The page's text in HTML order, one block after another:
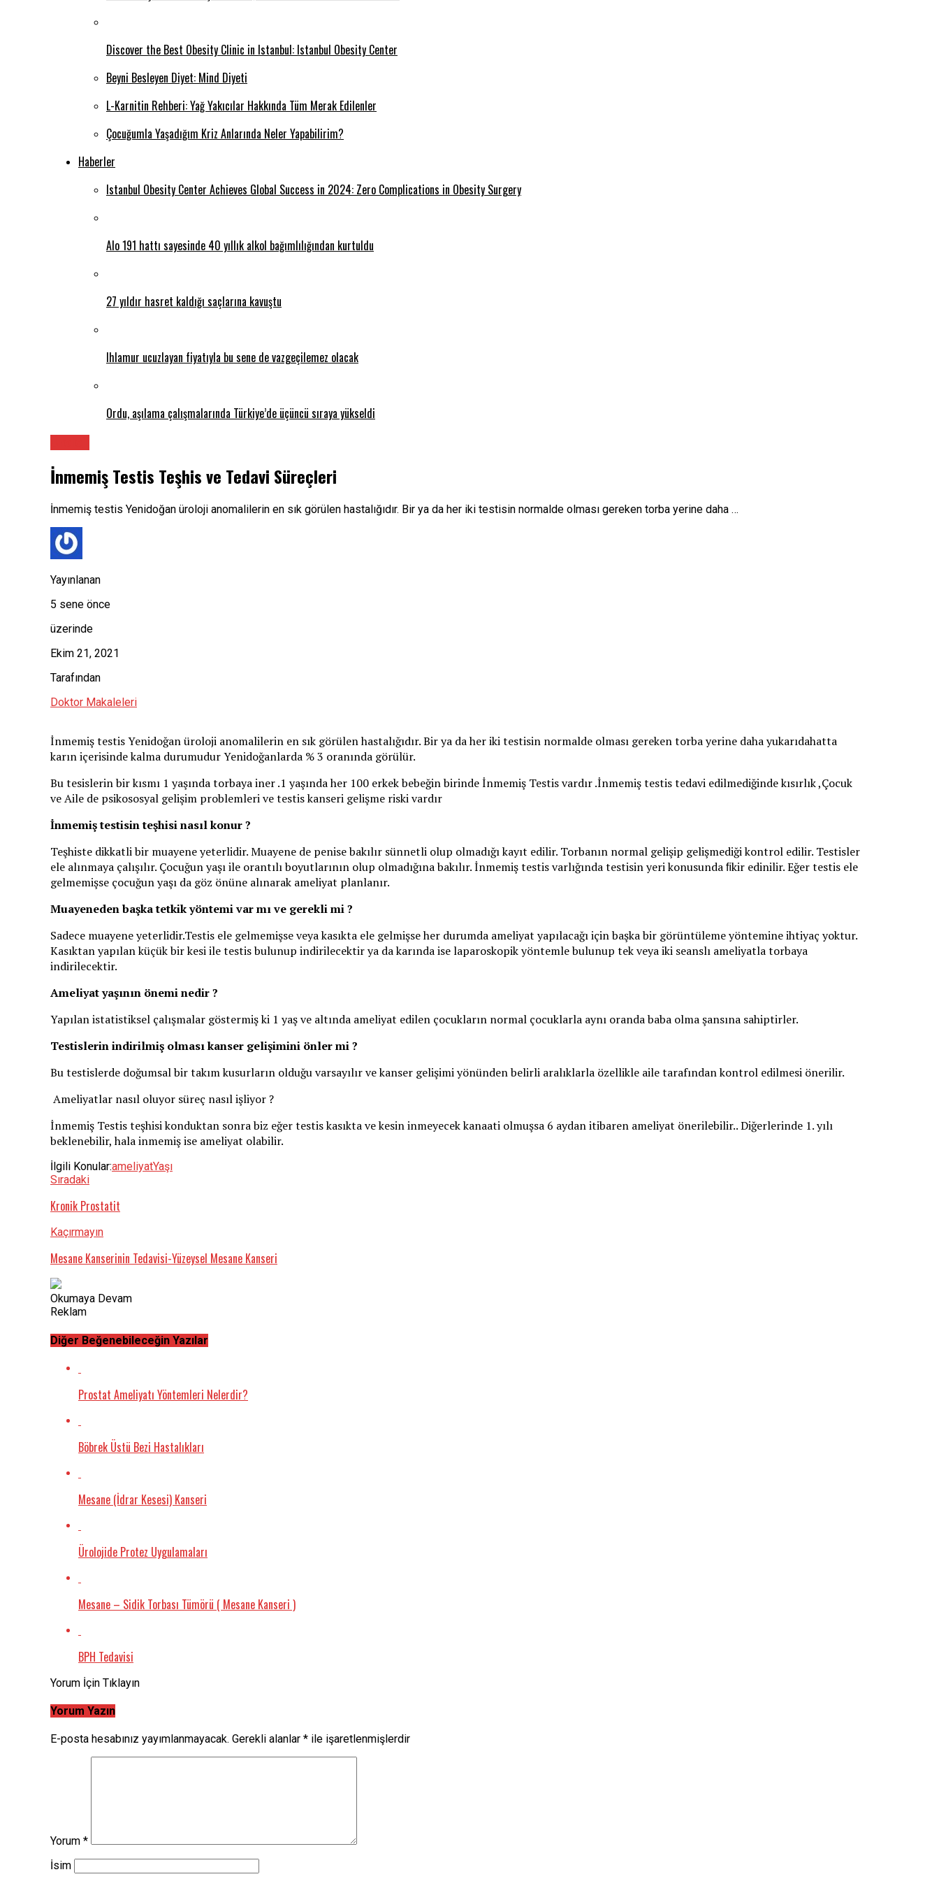
Discover the Best Obesity Clinic in Istanbul: Istanbul Obesity Center
Beyni Besleyen Diyet: Mind Diyeti
L-Karnitin Rehberi: Yağ Yakıcılar Hakkında Tüm Merak Edilenler
Çocuğumla Yaşadığım Kriz Anlarında Neler Yapabilirim?
Haberler
Istanbul Obesity Center Achieves Global Success in 2024: Zero Complications in Obesity Surgery
Alo 191 hattı sayesinde 40 yıllık alkol bağımlılığından kurtuldu
27 yıldır hasret kaldığı saçlarına kavuştu
Ihlamur ucuzlayan fiyatıyla bu sene de vazgeçilemez olacak
Ordu, aşılama çalışmalarında Türkiye’de üçüncü sıraya yükseldi
İnmemiş Testis Teşhis ve Tedavi Süreçleri
İnmemiş testis Yenidoğan üroloji anomalilerin en sık görülen hastalığıdır. Bir ya da her iki testisin normalde olması gereken torba yerine daha …
Yayınlanan
5 sene önce
üzerinde
Ekim 21, 2021
Tarafından
Doktor Makaleleri
İnmemiş testis Yenidoğan üroloji anomalilerin en sık görülen hastalığıdır. Bir ya da her iki testisin normalde olması gereken torba yerine daha yukarıdahatta
karın içerisinde kalma durumudur Yenidoğanlarda % 3 oranında görülür.
Bu tesislerin bir kısmı 1 yaşında torbaya iner .1 yaşında her 100 erkek bebeğin birinde İnmemiş Testis vardır .İnmemiş testis tedavi edilmediğinde kısırlık ,Çocuk
ve Aile de psikososyal gelişim problemleri ve testis kanseri gelişme riski vardır
İnmemiş testisin teşhisi nasıl konur ?
Teşhiste dikkatli bir muayene yeterlidir. Muayene de penise bakılır sünnetli olup olmadığı kayıt edilir. Torbanın normal gelişip gelişmediği kontrol edilir. Testisler
ele alınmaya çalışılır. Çocuğun yaşı ile orantılı boyutlarının olup olmadığına bakılır. İnmemiş testis varlığında testisin yeri konusunda ﬁkir edinilir. Eğer testis ele
gelmemişse çocuğun yaşı da göz önüne alınarak ameliyat planlanır.
Muayeneden başka tetkik yöntemi var mı ve gerekli mi ?
Sadece muayene yeterlidir.Testis ele gelmemişse veya kasıkta ele gelmişse her durumda ameliyat yapılacağı için başka bir görüntüleme yöntemine ihtiyaç yoktur.
Kasıktan yapılan küçük bir kesi ile testis bulunup indirilecektir ya da karında ise laparoskopik yöntemle bulunup tek veya iki seanslı ameliyatla torbaya
indirilecektir.
Ameliyat yaşının önemi nedir ?
Yapılan istatistiksel çalışmalar göstermiş ki 1 yaş ve altında ameliyat edilen çocukların normal çocuklarla aynı oranda baba olma şansına sahiptirler.
Testislerin indirilmiş olması kanser gelişimini önler mi ?
Bu testislerde doğumsal bir takım kusurların olduğu varsayılır ve kanser gelişimi yönünden belirli aralıklarla özellikle aile tarafından kontrol edilmesi önerilir.
Ameliyatlar nasıl oluyor süreç nasıl işliyor ?
İnmemiş Testis teşhisi konduktan sonra biz eğer testis kasıkta ve kesin inmeyecek kanaati olmuşsa 6 aydan itibaren ameliyat önerilebilir.. Diğerlerinde 1. yılı
beklenebilir, hala inmemiş ise ameliyat olabilir.
İlgili Konular:ameliyatYaşı
Sıradaki
Kronik Prostatit
Kaçırmayın
Mesane Kanserinin Tedavisi-Yüzeysel Mesane Kanseri
Okumaya Devam
Reklam
Diğer Beğenebileceğin Yazılar
Prostat Ameliyatı Yöntemleri Nelerdir?
Böbrek Üstü Bezi Hastalıkları
Mesane (İdrar Kesesi) Kanseri
Ürolojide Protez Uygulamaları
Mesane – Sidik Torbası Tümörü ( Mesane Kanseri )
BPH Tedavisi
Yorum İçin Tıklayın
Yorum Yazın
E-posta hesabınız yayımlanmayacak. Gerekli alanlar * ile işaretlenmişlerdir
Yorum *
İsim